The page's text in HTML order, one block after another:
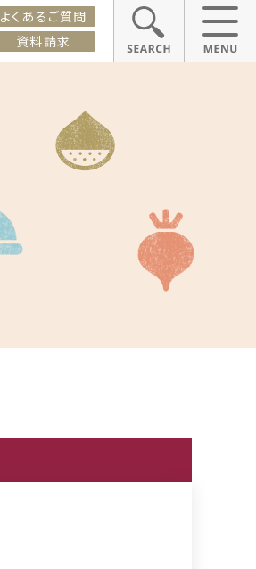
よくあるご質問
資料請求